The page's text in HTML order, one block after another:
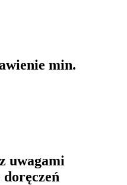
min.
uwagami